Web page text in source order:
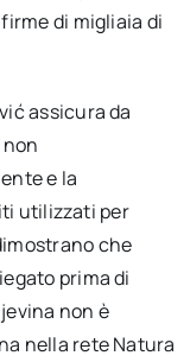
di migliaia di
assicura da
e la
utilizzati per
che
prima di
non è
nella rete Natura